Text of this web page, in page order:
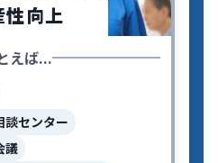
性向上
えば...
談センター
議